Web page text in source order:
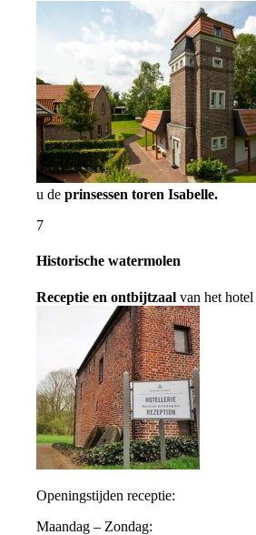
u deprinsessen toren Isabelle.
7
Historische watermolen
Receptie en ontbijtzaalvan het hotel
Openingstijden receptie:
Maandag – Zondag: